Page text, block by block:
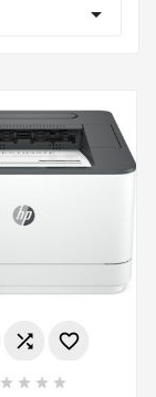

 
   